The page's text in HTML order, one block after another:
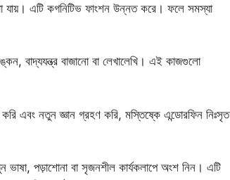
যায়। এটি কগনিটিভ ফাংশন উন্নত করে। ফলে সমস্যা
বাদ্যযন্ত্র বাজানো বা লেখালেখি। এই কাজগুলো
এবং নতুন জ্ঞান গ্রহণ করি, মস্তিষ্কে এন্ডোরফিন নিঃসৃত
পড়াশোনা বা সৃজনশীল কার্যকলাপে অংশ নিন। এটি